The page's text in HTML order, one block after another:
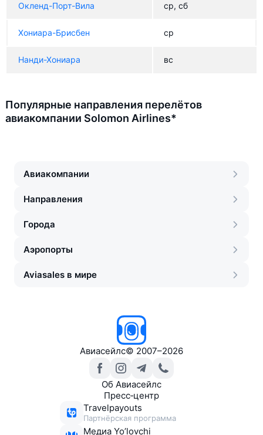
Окленд-Порт-Вила ср, сб
Хониара-Брисбен ср
Нанди-Хониара вс
Популярные направления перелётов
авиакомпании Solomon Airlines*
Авиакомпании
Направления
Города
Аэропорты
Aviasales в мире
Авиасейлс© 2007–2026
Об Авиасейлс
Пресс‑центр
Travelpayouts
Партнёрская программа
Медиа Yo’lovchi